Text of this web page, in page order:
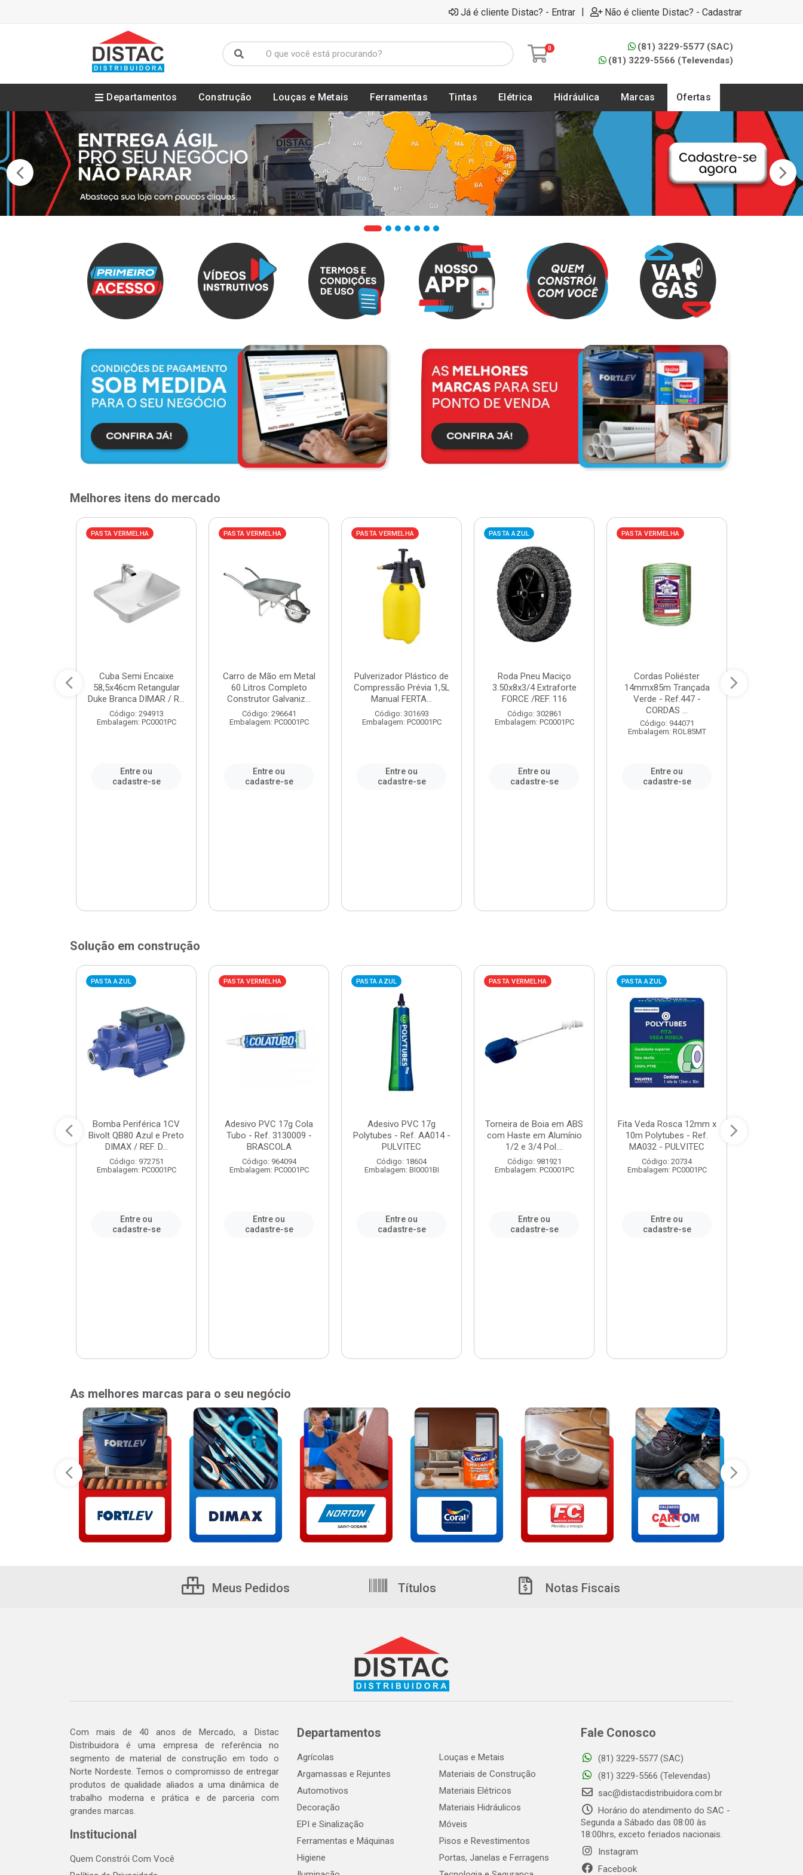
Já é cliente Distac? - Entrar | Não é cliente Distac? - Cadastrar
0
(81) 3229-5577 (SAC)
(81) 3229-5566 (Televendas)
Departamentos Construção Louças e Metais Ferramentas Tintas Elétrica Hidráulica Marcas Ofertas
Melhores itens do mercado
PASTA VERMELHA
Cuba Semi Encaixe
58,5x46cm Retangular
Duke Branca DIMAR / R...
Código: 294913
Embalagem: PC0001PC
Entre ou
cadastre-se
PASTA VERMELHA
Carro de Mão em Metal
60 Litros Completo
Construtor Galvaniz...
Código: 296641
Embalagem: PC0001PC
Entre ou
cadastre-se
PASTA VERMELHA
Pulverizador Plástico de
Compressão Prévia 1,5L
Manual FERTA...
Código: 301693
Embalagem: PC0001PC
Entre ou
cadastre-se
PASTA AZUL
Roda Pneu Maciço
3.50x8x3/4 Extraforte
FORCE /REF. 116
Código: 302861
Embalagem: PC0001PC
Entre ou
cadastre-se
PASTA VERMELHA
Cordas Poliéster
14mmx85m Trançada
Verde - Ref.447 -
CORDAS ...
Código: 944071
Embalagem: ROL85MT
Entre ou
cadastre-se
Solução em construção
PASTA AZUL
Bomba Periférica 1CV
Bivolt QB80 Azul e Preto
DIMAX / REF. D...
Código: 972751
Embalagem: PC0001PC
Entre ou
cadastre-se
PASTA VERMELHA
Adesivo PVC 17g Cola
Tubo - Ref. 3130009 -
BRASCOLA
Código: 964094
Embalagem: PC0001PC
Entre ou
cadastre-se
PASTA AZUL
Adesivo PVC 17g
Polytubes - Ref. AA014 -
PULVITEC
Código: 18604
Embalagem: BI0001BI
Entre ou
cadastre-se
PASTA VERMELHA
Torneira de Boia em ABS
com Haste em Alumínio
1/2 e 3/4 Pol....
Código: 981921
Embalagem: PC0001PC
Entre ou
cadastre-se
PASTA AZUL
Fita Veda Rosca 12mm x
10m Polytubes - Ref.
MA032 - PULVITEC
Código: 20734
Embalagem: PC0001PC
Entre ou
cadastre-se
As melhores marcas para o seu negócio
Meus Pedidos Títulos Notas Fiscais
Com mais de 40 anos de Mercado, a Distac
Distribuidora é uma empresa de referência no
segmento de material de construção em todo o
Norte Nordeste. Temos o compromisso de entregar
produtos de qualidade aliados a uma dinâmica de
trabalho moderna e prática e de parceria com
grandes marcas.
Institucional
Quem Constrói Com Você
Departamentos
Agrícolas
Argamassas e Rejuntes
Automotivos
Decoração
EPI e Sinalização
Ferramentas e Máquinas
Higiene
Louças e Metais
Materiais de Construção
Materiais Elétricos
Materiais Hidráulicos
Móveis
Pisos e Revestimentos
Portas, Janelas e Ferragens
Fale Conosco
(81) 3229-5577 (SAC)
(81) 3229-5566 (Televendas)
sac@distacdistribuidora.com.br
Horário do atendimento do SAC -
Segunda a Sábado das 08:00 às
18:00hrs, exceto feriados nacionais.
Instagram
Facebook